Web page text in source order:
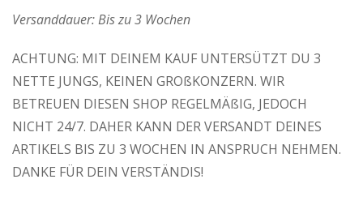
Versanddauer: Bis zu 3 Wochen
ACHTUNG: MIT DEINEM KAUF UNTERSÜTZT DU 3
NETTE JUNGS, KEINEN GROßKONZERN. WIR
BETREUEN DIESEN SHOP REGELMÄßIG, JEDOCH
NICHT 24/7. DAHER KANN DER VERSANDT DEINES
ARTIKELS BIS ZU 3 WOCHEN IN ANSPRUCH NEHMEN.
DANKE FÜR DEIN VERSTÄNDIS!